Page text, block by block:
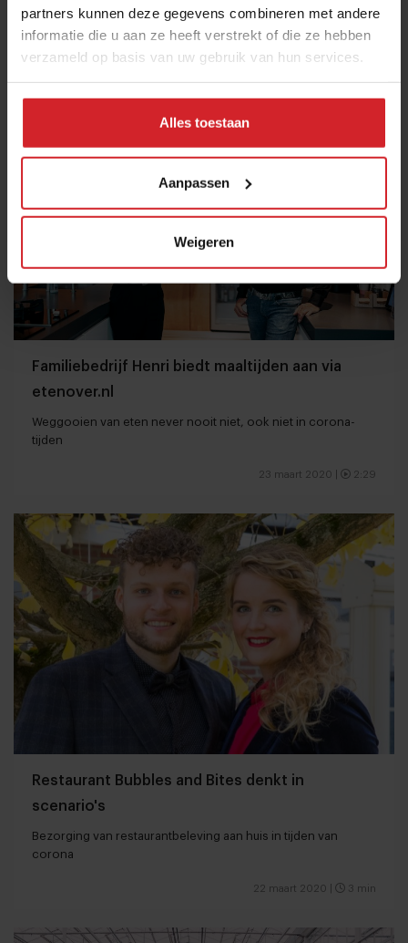
partners kunnen deze gegevens combineren met andere
informatie die u aan ze heeft verstrekt of die ze hebben
verzameld op basis van uw gebruik van hun services.
Alles toestaan
Aanpassen
Weigeren
Top 8 podcasts over eten om te luisteren in corona-tijden
23 maart 2020 | 2 min
Familiebedrijf Henri biedt maaltijden aan via
etenover.nl
Weggooien van eten never nooit niet, ook niet in corona-
tijden
23 maart 2020 2:29
Restaurant Bubbles and Bites denkt in
scenario's
Bezorging van restaurantbeleving aan huis in tijden van
corona
22 maart 2020 3 min